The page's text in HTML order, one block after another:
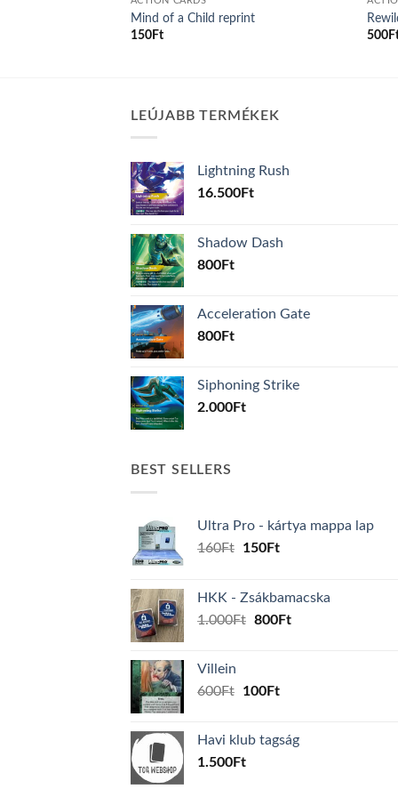
Mind of a Child reprint
150Ft
500
LEÚJABB TERMÉKEK
Lightning Rush
16.500Ft
Shadow Dash
800Ft
Acceleration Gate
800Ft
Siphoning Strike
2.000Ft
BEST SELLERS
Ultra Pro - kártya mappa lap
160Ft
Original
160Ft.
150FtCurrent
150Ft.
HKK - Zsákbamacska
1.000Ft Original
800FtCurrent
Villein
600Ft
Original
600Ft.
100FtCurrent
100Ft.
Havi klub tagság
1.500Ft